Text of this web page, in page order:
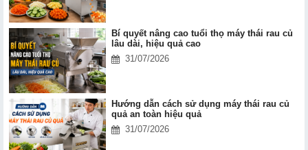
Bí quyết nâng cao tuổi thọ máy thái rau củ
lâu dài, hiệu quả cao
31/07/2026
Hướng dẫn cách sử dụng máy thái rau củ
quả an toàn hiệu quả
31/07/2026